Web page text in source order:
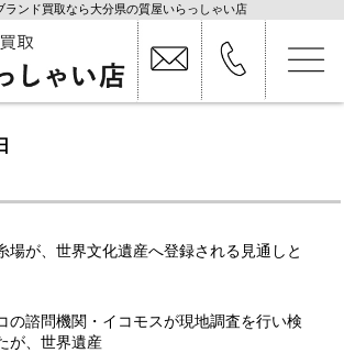
ランド買取なら大分県の質屋いらっしゃい店
場が、世界文化遺産へ登録される見通しと
の諮問機関・イコモスが現地調査を行い検
が、世界遺産